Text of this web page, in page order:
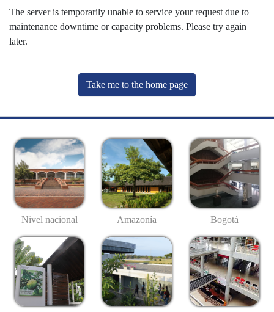
The server is temporarily unable to service your request due to
maintenance downtime or capacity problems. Please try again
later.
Take me to the home page
Nivel nacional Amazonía Bogotá